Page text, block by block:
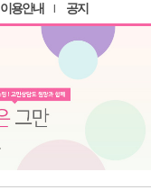
이용안내 공지